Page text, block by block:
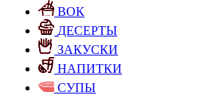
ВОК
ДЕСЕРТЫ
ЗАКУСКИ
НАПИТКИ
СУПЫ